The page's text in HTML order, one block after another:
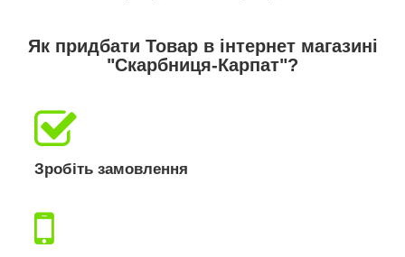
Як придбати Товар в інтернет магазині
"Скарбниця-Карпат"?
Зробіть замовлення